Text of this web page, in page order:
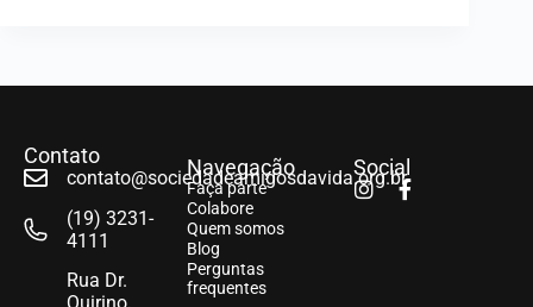
Contato
contato@sociedadeamigosdavida.org.br
(19) 3231-
4111
Rua Dr.
Navegação
Faça parte
Colabore
Quem somos
Blog
Perguntas
frequentes
Social